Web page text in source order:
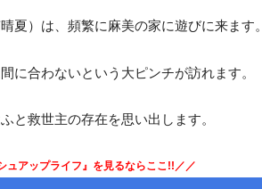
夏）は、頻繁に麻美の家に遊びに来ます。
に合わないという大ピンチが訪れます。
と救世主の存在を思い出します。
ュアップライフ』を見るならここ!!／／